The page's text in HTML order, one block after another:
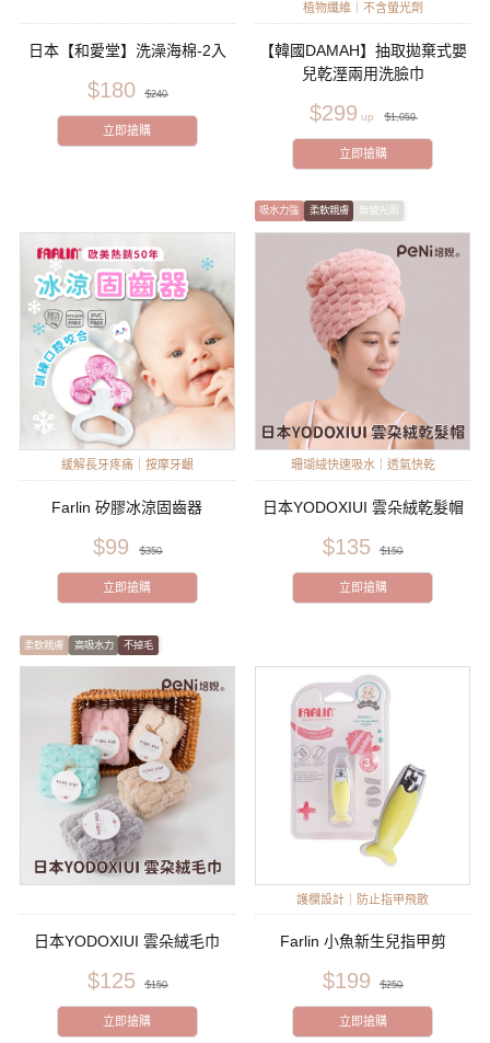
日本【和愛堂】洗澡海棉-2入
$180 $240
立即搶購
植物纖維｜不含螢光劑
【韓國DAMAH】抽取拋棄式嬰
兒乾溼兩用洗臉巾
$299 $1,059
立即搶購
緩解長牙疼痛｜按摩牙齦
Farlin 矽膠冰涼固齒器
$99 $350
立即搶購
吸水力強 柔軟親膚 無螢光劑
珊瑚絨快速吸水｜透氣快乾
日本YODOXIUI 雲朵絨乾髮帽
$135 $150
立即搶購
柔軟親膚 高吸水力 不掉毛
日本YODOXIUI 雲朵絨毛巾
$125 $150
立即搶購
護欄設計｜防止指甲飛散
Farlin 小魚新生兒指甲剪
$199 $250
立即搶購